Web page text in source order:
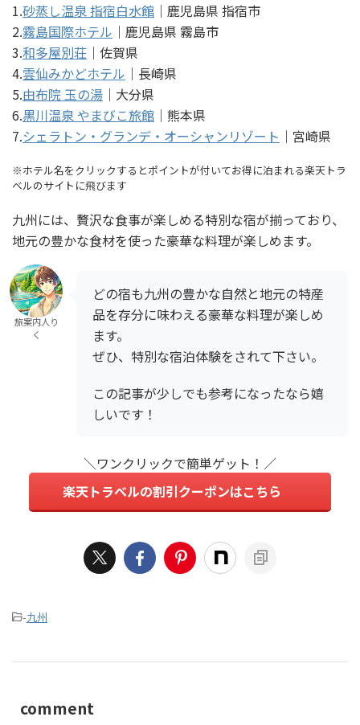
1.砂蒸し温泉 指宿白水館 ｜鹿児島県 指宿市
2.霧島国際ホテル ｜鹿児島県 霧島市
3.和多屋別荘 ｜佐賀県
4.雲仙みかどホテル ｜長崎県
5.由布院 玉の湯 ｜大分県
6.黒川温泉 やまびこ旅館 ｜熊本県
7.シェラトン・グランデ・オーシャンリゾート ｜宮崎県
※ホテル名をクリックするとポイントが付いてお得に泊まれる楽天トラ
ベルのサイトに飛びます
九州には、贅沢な食事が楽しめる特別な宿が揃っており、
地元の豊かな食材を使った豪華な料理が楽しめます。
旅案内人り
く
どの宿も九州の豊かな自然と地元の特産
品を存分に味わえる豪華な料理が楽しめ
ます。
ぜひ、特別な宿泊体験をされて下さい。
この記事が少しでも参考になったなら嬉
しいです！
＼ワンクリックで簡単ゲット！／
楽天トラベルの割引クーポンはこちら
-九州
comment